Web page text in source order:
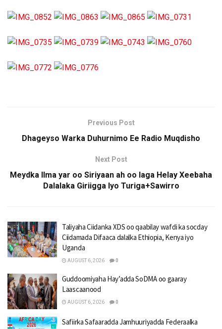
Previous Post
Dhageyso Warka Duhurnimo Ee Radio Muqdisho
Next Post
Meydka Ilma yar oo Siriyaan ah oo laga Helay Xeebaha
Dalalaka Giriigga Iyo Turiga+Sawirro
Taliyaha Ciidanka XDS oo qaabilay wafdi ka socday
Ciidamada Difaaca dalalka Ethiopia, Kenya iyo
Uganda
AUGUST 6, 2026 0
Guddoomiyaha Hay’adda SoDMA oo gaaray
Laascaanood
AUGUST 6, 2026 0
Safiirka Safaaradda Jamhuuriyadda Federaalka